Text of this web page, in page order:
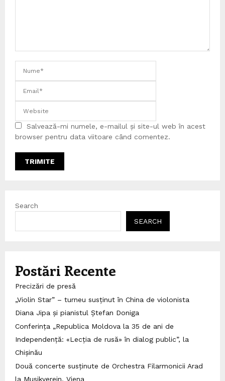
Salvează-mi numele, e-mailul și site-ul web în acest
browser pentru data viitoare când comentez.
Search
SEARCH
Postări Recente
Precizări de presă
„Violin Star” – turneu susținut în China de violonista
Diana Jipa și pianistul Ștefan Doniga
Conferința „Republica Moldova la 35 de ani de
Independență: «Lecția de rusă» în dialog public”, la
Chișinău
Două concerte susținute de Orchestra Filarmonicii Arad
la Musikverein, Viena